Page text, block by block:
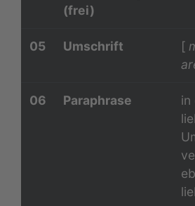
(frei)
05 Umschrift [
06 Paraphrase
in